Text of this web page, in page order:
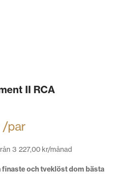
II RCA
/par
3 227,00 kr/månad
finaste och tveklöst dom bästa